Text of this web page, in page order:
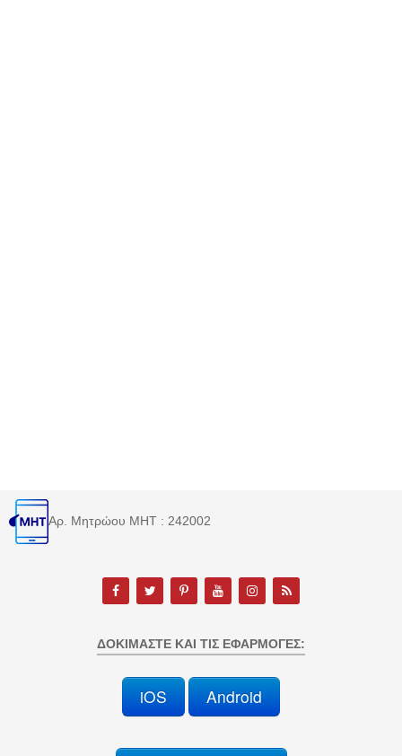
Αρ. Μητρώου MHT : 242002
ΔΟΚΙΜΆΣΤΕ ΚΑΙ ΤΙΣ ΕΦΑΡΜΟΓΈΣ:
iOS Android